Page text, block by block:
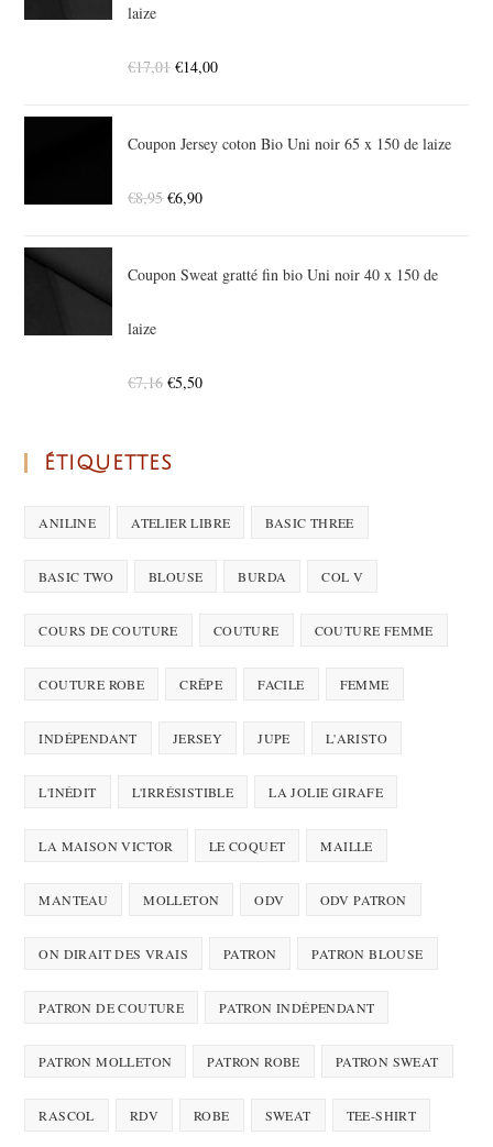
laize
€17,01 €14,00
Coupon Jersey coton Bio Uni noir 65 x 150 de laize
€8,95 €6,90
Coupon Sweat gratté fin bio Uni noir 40 x 150 de
laize
€7,16 €5,50
ÉTIQUETTES
ANILINE ATELIER LIBRE BASIC THREE
BASIC TWO BLOUSE BURDA COL V
COURS DE COUTURE COUTURE COUTURE FEMME
COUTURE ROBE CRÊPE FACILE FEMME
INDÉPENDANT JERSEY JUPE L'ARISTO
L'INÉDIT L'IRRÉSISTIBLE LA JOLIE GIRAFE
LA MAISON VICTOR LE COQUET MAILLE
MANTEAU MOLLETON ODV ODV PATRON
ON DIRAIT DES VRAIS PATRON PATRON BLOUSE
PATRON DE COUTURE PATRON INDÉPENDANT
PATRON MOLLETON PATRON ROBE PATRON SWEAT
RASCOL RDV ROBE SWEAT TEE-SHIRT